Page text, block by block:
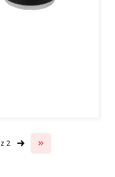
z 2 Przejdź do ostatniej